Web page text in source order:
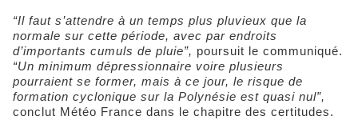
“Il faut s’attendre à un temps plus pluvieux que la
normale sur cette période, avec par endroits
d’importants cumuls de pluie”, poursuit le communiqué.
“Un minimum dépressionnaire voire plusieurs
pourraient se former, mais à ce jour, le risque de
formation cyclonique sur la Polynésie est quasi nul”,
conclut Météo France dans le chapitre des certitudes.